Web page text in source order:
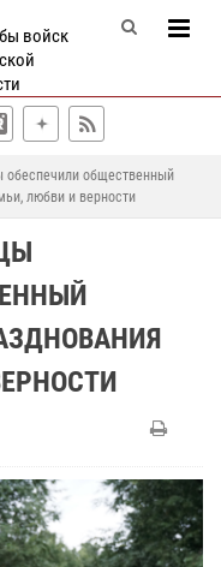
войск
обеспечили общественный
любви и верности